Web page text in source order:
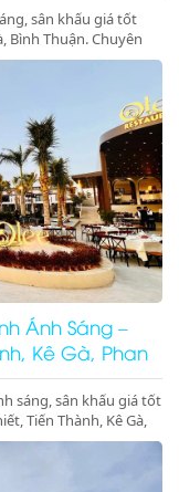
sân khấu giá tốt
Bình Thuận. Chuyên
nghiệp. Gọi ngay để
Ánh Sáng –
Kê Gà, Phan
sáng, sân khấu giá tốt
Tiến Thành, Kê Gà,
dinner, pool party,